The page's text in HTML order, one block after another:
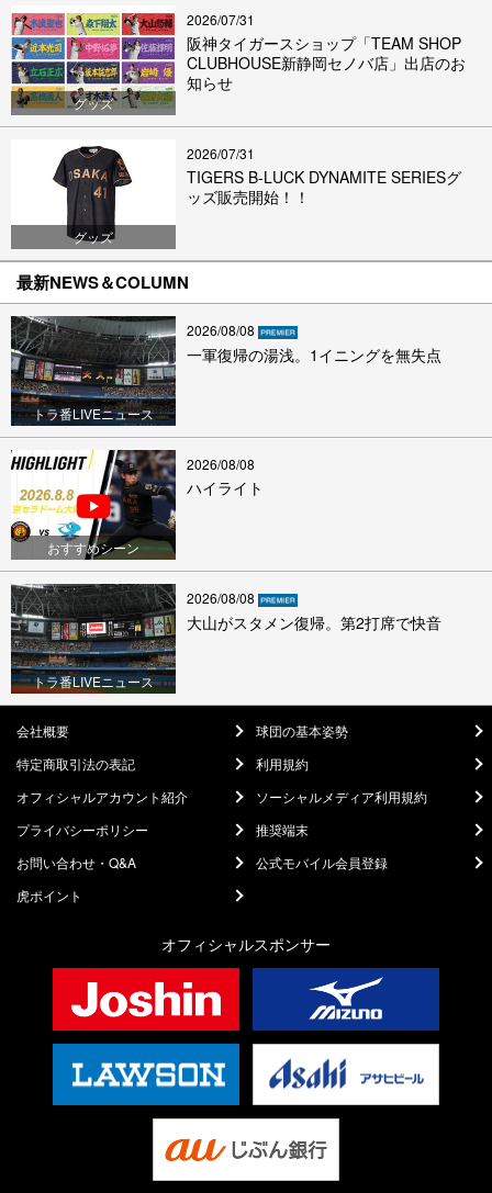
グッズ
2026/07/31
阪神タイガースショップ「TEAM SHOP
CLUBHOUSE新静岡セノバ店」出店のお
知らせ
グッズ
2026/07/31
TIGERS B-LUCK DYNAMITE SERIESグ
ッズ販売開始！！
最新NEWS＆COLUMN
トラ番LIVEニュース
2026/08/08
一軍復帰の湯浅。1イニングを無失点
おすすめシーン
2026/08/08
ハイライト
トラ番LIVEニュース
2026/08/08
大山がスタメン復帰。第2打席で快音
会社概要
球団の基本姿勢
特定商取引法の表記
利用規約
オフィシャルアカウント紹介
ソーシャルメディア利用規約
プライバシーポリシー
推奨端末
お問い合わせ・Q&A
公式モバイル会員登録
虎ポイント
オフィシャルスポンサー